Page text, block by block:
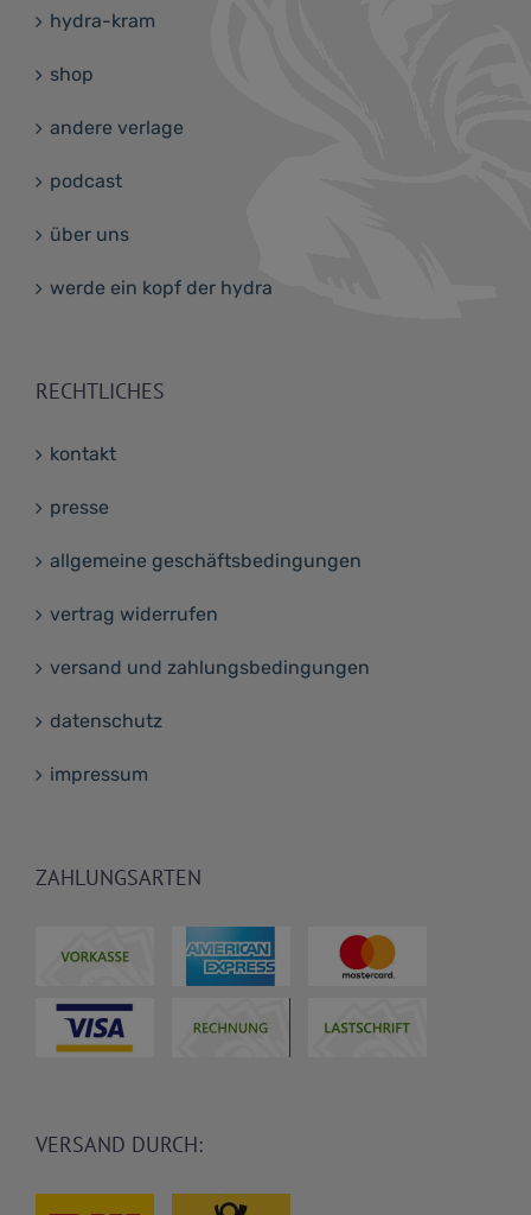
hydra-kram
shop
andere verlage
podcast
über uns
werde ein kopf der hydra
RECHTLICHES
kontakt
presse
allgemeine geschäftsbedingungen
vertrag widerrufen
versand und zahlungsbedingungen
datenschutz
impressum
ZAHLUNGSARTEN
VERSAND DURCH: